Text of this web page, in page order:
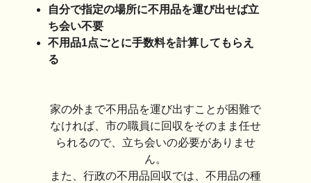
自分で指定の場所に不用品を運び出せば立
ち会い不要
不用品1点ごとに手数料を計算してもらえ
る
家の外まで不用品を運び出すことが困難で
なければ、市の職員に回収をそのまま任せ
られるので、立ち会いの必要がありませ
ん。
また、行政の不用品回収では、不用品の種